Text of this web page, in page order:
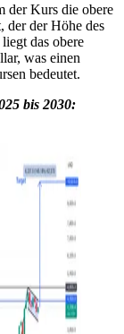
der Kurs die obere
der der Höhe des
das obere
was einen
bedeutet.
bis 2030: